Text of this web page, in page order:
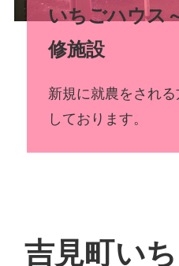
いちごハウス
修施設
新規に就農をされ
しております。
吉見町い